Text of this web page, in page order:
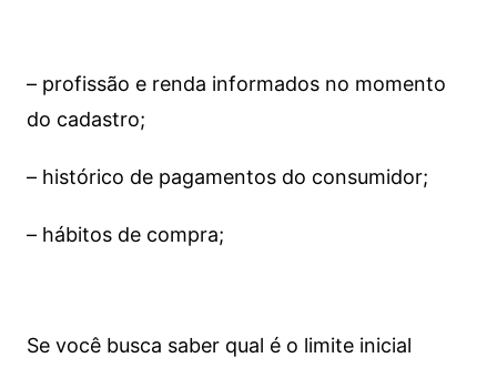
– profissão e renda informados no momento
do cadastro;
– histórico de pagamentos do consumidor;
– hábitos de compra;
Se você busca saber qual é o limite inicial